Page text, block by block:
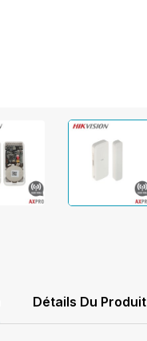
Détails Du Produit